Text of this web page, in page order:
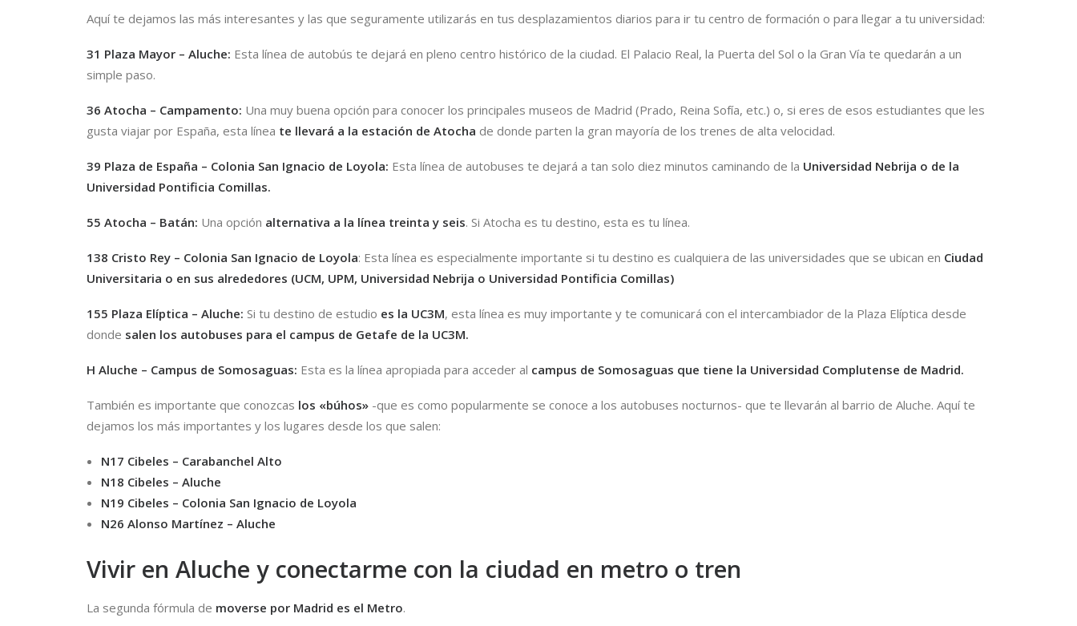
Aquí te dejamos las más interesantes y las que seguramente utilizarás en tus desplazamientos diarios para ir tu centro de formación o para llegar a tu universidad:
31 Plaza Mayor – Aluche: Esta línea de autobús te dejará en pleno centro histórico de la ciudad. El Palacio Real, la Puerta del Sol o la Gran Vía te quedarán a un
simple paso.
36 Atocha – Campamento: Una muy buena opción para conocer los principales museos de Madrid (Prado, Reina Sofía, etc.) o, si eres de esos estudiantes que les
gusta viajar por España, esta línea te llevará a la estación de Atocha de donde parten la gran mayoría de los trenes de alta velocidad.
39 Plaza de España – Colonia San Ignacio de Loyola: Esta línea de autobuses te dejará a tan solo diez minutos caminando de la Universidad Nebrija o de la
Universidad Pontificia Comillas.
55 Atocha – Batán: Una opción alternativa a la línea treinta y seis. Si Atocha es tu destino, esta es tu línea.
138 Cristo Rey – Colonia San Ignacio de Loyola: Esta línea es especialmente importante si tu destino es cualquiera de las universidades que se ubican en Ciudad
Universitaria o en sus alrededores (UCM, UPM, Universidad Nebrija o Universidad Pontificia Comillas)
155 Plaza Elíptica – Aluche: Si tu destino de estudio es la UC3M, esta línea es muy importante y te comunicará con el intercambiador de la Plaza Elíptica desde
donde salen los autobuses para el campus de Getafe de la UC3M.
H Aluche – Campus de Somosaguas: Esta es la línea apropiada para acceder al campus de Somosaguas que tiene la Universidad Complutense de Madrid.
También es importante que conozcas los «búhos» -que es como popularmente se conoce a los autobuses nocturnos- que te llevarán al barrio de Aluche. Aquí te
dejamos los más importantes y los lugares desde los que salen:
N17 Cibeles – Carabanchel Alto
N18 Cibeles – Aluche
N19 Cibeles – Colonia San Ignacio de Loyola
N26 Alonso Martínez – Aluche
Vivir en Aluche y conectarme con la ciudad en metro o tren
La segunda fórmula de moverse por Madrid es el Metro.